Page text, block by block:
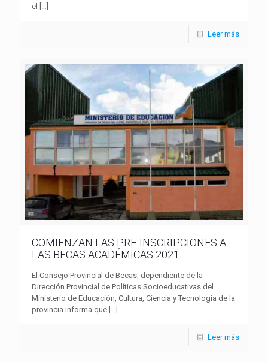
el
[…]
Leer más
COMIENZAN LAS PRE-INSCRIPCIONES A
LAS BECAS ACADÉMICAS 2021
El Consejo Provincial de Becas, dependiente de la
Dirección Provincial de Políticas Socioeducativas del
Ministerio de Educación, Cultura, Ciencia y Tecnología de la
provincia informa que […]
Leer más